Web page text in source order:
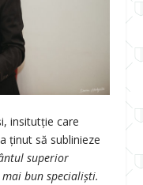
insitutție care
ținut să sublinieze
superior
bun specialiști.